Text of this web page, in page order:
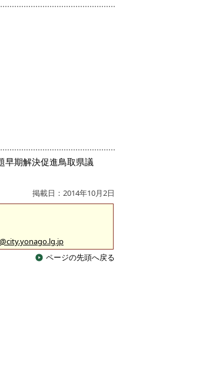
早期解決促進鳥取県議
掲載日：2014年10月2日
ページの先頭へ戻る